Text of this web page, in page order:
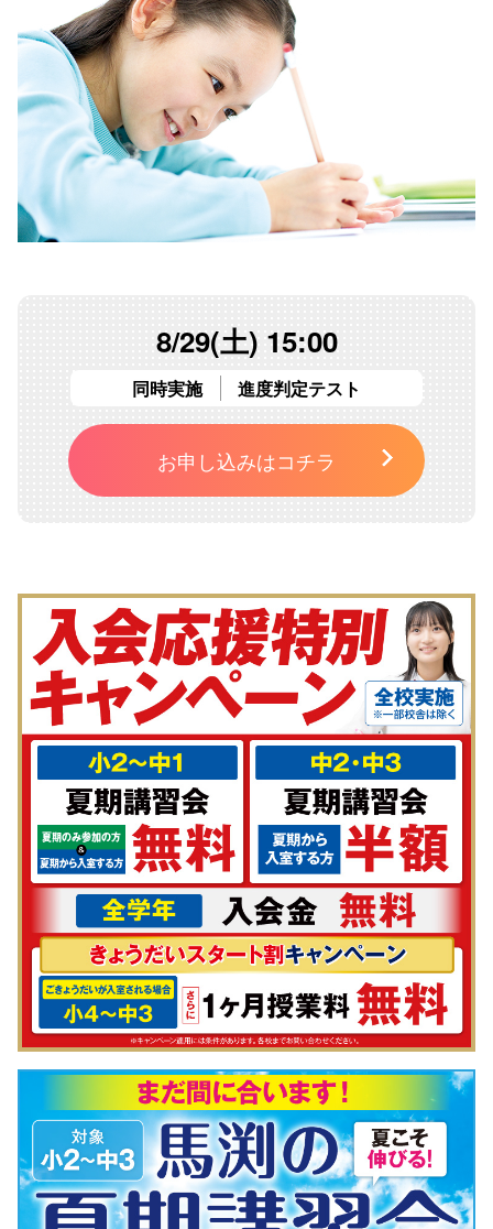
8/29(土) 15:00
同時実施 進度判定テスト
お申し込みはコチラ